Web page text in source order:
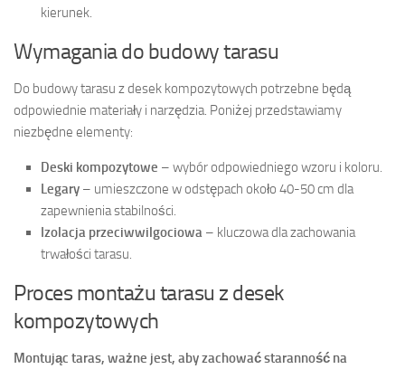
kierunek.
Wymagania do budowy tarasu
Do budowy tarasu z desek kompozytowych potrzebne będą
odpowiednie materiały i narzędzia. Poniżej przedstawiamy
niezbędne elementy:
Deski kompozytowe – wybór odpowiedniego wzoru i koloru.
Legary – umieszczone w odstępach około 40-50 cm dla
zapewnienia stabilności.
Izolacja przeciwwilgociowa – kluczowa dla zachowania
trwałości tarasu.
Proces montażu tarasu z desek
kompozytowych
Montując taras, ważne jest, aby zachować staranność na